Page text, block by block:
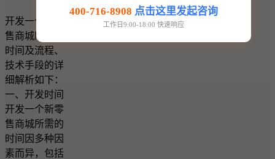
开发一个新零
售商城所需的
时间及流程、
技术手段的详
细解析如下：
一、开发时间
开发一个新零
售商城所需的
时间因多种因
素而异，包括
400-716-8908 点击这里发起咨询
工作日9:00-18:00 快速响应